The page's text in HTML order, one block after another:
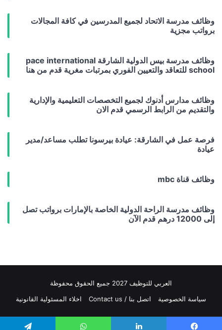
وظائف مدرسة الاتحاد لجميع المدرسين في كافة المجالات
برواتب مجزية
وظائف مدرسة بيس الدولية الشارقة pace international
school للتعاقد والتعيين الفوري بمرتبات مغرية قدم من هنا
وظائف مدارس أدنوك لجميع التخصصات التعليمية والإدارية
والتقديم من الرابط الرسمي قدم الان
فرصة عمل في الشارقة: عيادة بيرسونا تطلب مساعد/مدير
عيادة
وظائف قناة mbc
وظائف مدرسة الراحة الدولية الخاصة بالإمارات برواتب تصل
إلى 12000 درهم قدم الآن
العربي للتوظيف 2027 جميع الحقوق محفوظة
سياسة الخصوصية
اتصل بنا / Contact us اخلاء المسئولية القانونية